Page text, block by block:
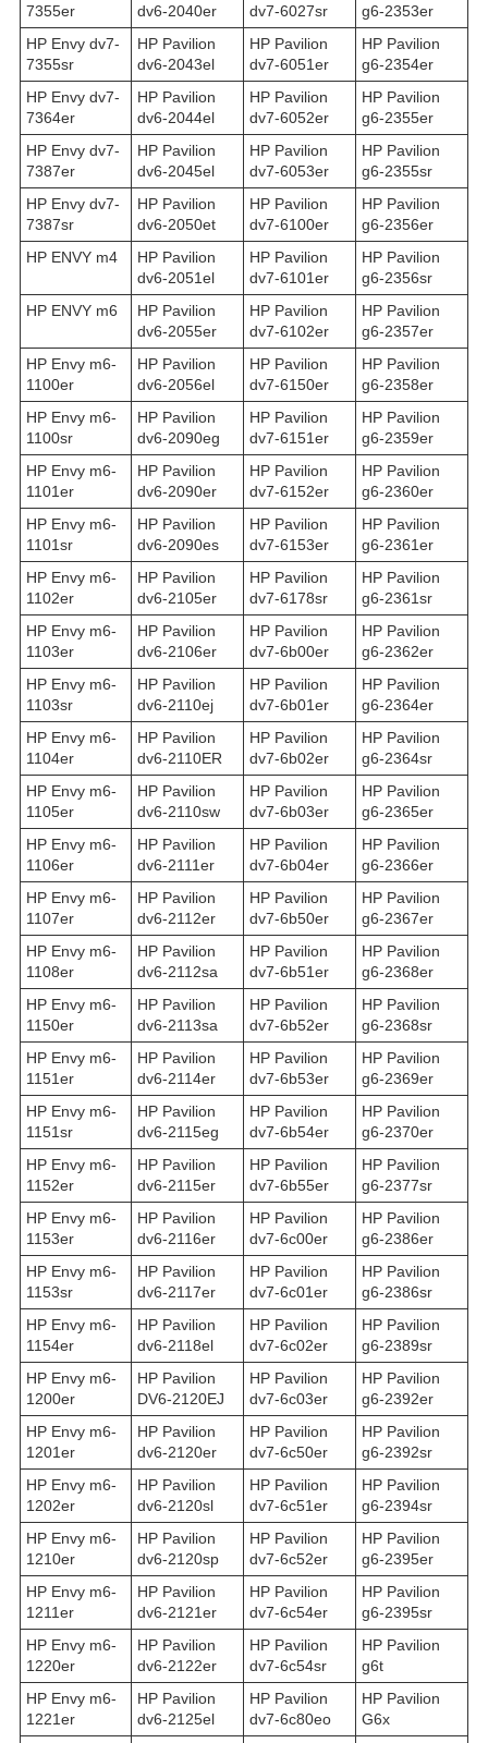
7355er
dv6-2040er
dv7-6027sr
g6-2353er
HP Envy dv7-
7355sr
HP Pavilion
dv6-2043el
HP Pavilion
dv7-6051er
HP Pavilion
g6-2354er
HP Envy dv7-
7364er
HP Pavilion
dv6-2044el
HP Pavilion
dv7-6052er
HP Pavilion
g6-2355er
HP Envy dv7-
7387er
HP Pavilion
dv6-2045el
HP Pavilion
dv7-6053er
HP Pavilion
g6-2355sr
HP Envy dv7-
7387sr
HP Pavilion
dv6-2050et
HP Pavilion
dv7-6100er
HP Pavilion
g6-2356er
HP ENVY m4
HP Pavilion
dv6-2051el
HP Pavilion
dv7-6101er
HP Pavilion
g6-2356sr
HP ENVY m6
HP Pavilion
dv6-2055er
HP Pavilion
dv7-6102er
HP Pavilion
g6-2357er
HP Envy m6-
1100er
HP Pavilion
dv6-2056el
HP Pavilion
dv7-6150er
HP Pavilion
g6-2358er
HP Envy m6-
1100sr
HP Pavilion
dv6-2090eg
HP Pavilion
dv7-6151er
HP Pavilion
g6-2359er
HP Envy m6-
1101er
HP Pavilion
dv6-2090er
HP Pavilion
dv7-6152er
HP Pavilion
g6-2360er
HP Envy m6-
1101sr
HP Pavilion
dv6-2090es
HP Pavilion
dv7-6153er
HP Pavilion
g6-2361er
HP Envy m6-
1102er
HP Pavilion
dv6-2105er
HP Pavilion
dv7-6178sr
HP Pavilion
g6-2361sr
HP Envy m6-
1103er
HP Pavilion
dv6-2106er
HP Pavilion
dv7-6b00er
HP Pavilion
g6-2362er
HP Envy m6-
1103sr
HP Pavilion
dv6-2110ej
HP Pavilion
dv7-6b01er
HP Pavilion
g6-2364er
HP Envy m6-
1104er
HP Pavilion
dv6-2110ER
HP Pavilion
dv7-6b02er
HP Pavilion
g6-2364sr
HP Envy m6-
1105er
HP Pavilion
dv6-2110sw
HP Pavilion
dv7-6b03er
HP Pavilion
g6-2365er
HP Envy m6-
1106er
HP Pavilion
dv6-2111er
HP Pavilion
dv7-6b04er
HP Pavilion
g6-2366er
HP Envy m6-
1107er
HP Pavilion
dv6-2112er
HP Pavilion
dv7-6b50er
HP Pavilion
g6-2367er
HP Envy m6-
1108er
HP Pavilion
dv6-2112sa
HP Pavilion
dv7-6b51er
HP Pavilion
g6-2368er
HP Envy m6-
1150er
HP Pavilion
dv6-2113sa
HP Pavilion
dv7-6b52er
HP Pavilion
g6-2368sr
HP Envy m6-
1151er
HP Pavilion
dv6-2114er
HP Pavilion
dv7-6b53er
HP Pavilion
g6-2369er
HP Envy m6-
1151sr
HP Pavilion
dv6-2115eg
HP Pavilion
dv7-6b54er
HP Pavilion
g6-2370er
HP Envy m6-
1152er
HP Pavilion
dv6-2115er
HP Pavilion
dv7-6b55er
HP Pavilion
g6-2377sr
HP Envy m6-
1153er
HP Pavilion
dv6-2116er
HP Pavilion
dv7-6c00er
HP Pavilion
g6-2386er
HP Envy m6-
1153sr
HP Pavilion
dv6-2117er
HP Pavilion
dv7-6c01er
HP Pavilion
g6-2386sr
HP Envy m6-
1154er
HP Pavilion
dv6-2118el
HP Pavilion
dv7-6c02er
HP Pavilion
g6-2389sr
HP Envy m6-
1200er
HP Pavilion
DV6-2120EJ
HP Pavilion
dv7-6c03er
HP Pavilion
g6-2392er
HP Envy m6-
1201er
HP Pavilion
dv6-2120er
HP Pavilion
dv7-6c50er
HP Pavilion
g6-2392sr
HP Envy m6-
1202er
HP Pavilion
dv6-2120sl
HP Pavilion
dv7-6c51er
HP Pavilion
g6-2394sr
HP Envy m6-
1210er
HP Pavilion
dv6-2120sp
HP Pavilion
dv7-6c52er
HP Pavilion
g6-2395er
HP Envy m6-
1211er
HP Pavilion
dv6-2121er
HP Pavilion
dv7-6c54er
HP Pavilion
g6-2395sr
HP Envy m6-
1220er
HP Pavilion
dv6-2122er
HP Pavilion
dv7-6c54sr
HP Pavilion
g6t
HP Envy m6-
1221er
HP Pavilion
dv6-2125el
HP Pavilion
dv7-6c80eo
HP Pavilion
G6x